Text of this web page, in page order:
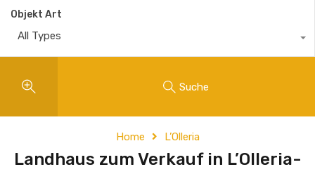
Objekt Art
All Types
Suche
Home L’Olleria
Landhaus zum Verkauf in L’Olleria-